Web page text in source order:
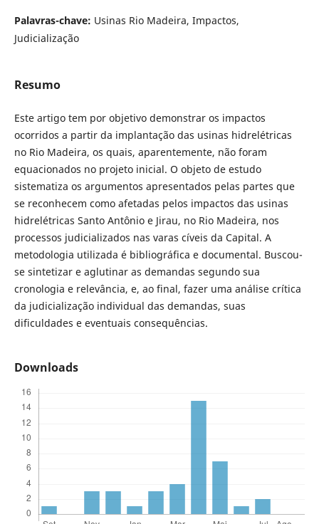
Palavras-chave: Usinas Rio Madeira, Impactos,
Judicialização
Resumo
Este artigo tem por objetivo demonstrar os impactos
ocorridos a partir da implantação das usinas hidrelétricas
no Rio Madeira, os quais, aparentemente, não foram
equacionados no projeto inicial. O objeto de estudo
sistematiza os argumentos apresentados pelas partes que
se reconhecem como afetadas pelos impactos das usinas
hidrelétricas Santo Antônio e Jirau, no Rio Madeira, nos
processos judicializados nas varas cíveis da Capital. A
metodologia utilizada é bibliográfica e documental. Buscou-
se sintetizar e aglutinar as demandas segundo sua
cronologia e relevância, e, ao final, fazer uma análise crítica
da judicialização individual das demandas, suas
dificuldades e eventuais consequências.
Downloads